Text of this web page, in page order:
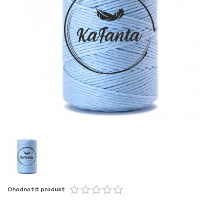
Ohodnotit produkt